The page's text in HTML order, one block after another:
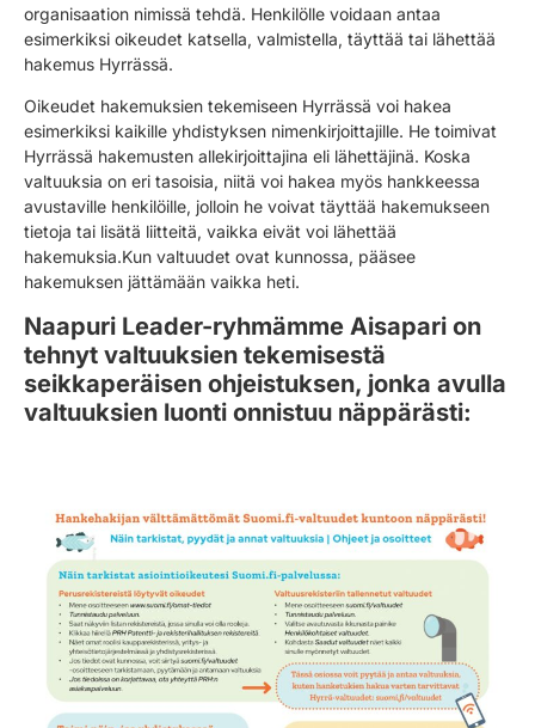
organisaation nimissä tehdä. Henkilölle voidaan antaa
esimerkiksi oikeudet katsella, valmistella, täyttää tai lähettää
hakemus Hyrrässä.
Oikeudet hakemuksien tekemiseen Hyrrässä voi hakea
esimerkiksi kaikille yhdistyksen nimenkirjoittajille. He toimivat
Hyrrässä hakemusten allekirjoittajina eli lähettäjinä. Koska
valtuuksia on eri tasoisia, niitä voi hakea myös hankkeessa
avustaville henkilöille, jolloin he voivat täyttää hakemukseen
tietoja tai lisätä liitteitä, vaikka eivät voi lähettää
hakemuksia.Kun valtuudet ovat kunnossa, pääsee
hakemuksen jättämään vaikka heti.
Naapuri Leader-ryhmämme Aisapari on
tehnyt valtuuksien tekemisestä
seikkaperäisen ohjeistuksen, jonka avulla
valtuuksien luonti onnistuu näppärästi: